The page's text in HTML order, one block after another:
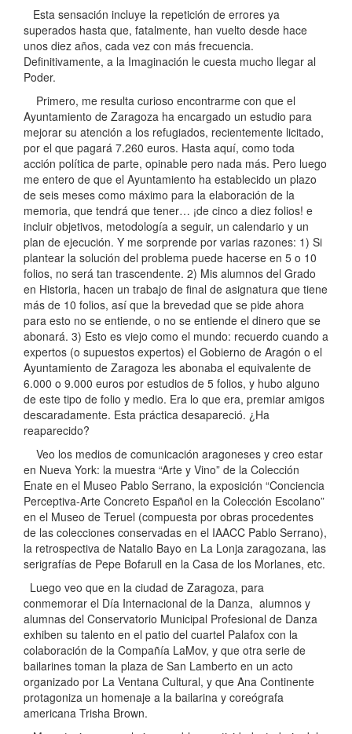
Esta sensación incluye la repetición de errores ya
superados hasta que, fatalmente, han vuelto desde hace
unos diez años, cada vez con más frecuencia.
Definitivamente, a la Imaginación le cuesta mucho llegar al
Poder.
Primero, me resulta curioso encontrarme con que el
Ayuntamiento de Zaragoza ha encargado un estudio para
mejorar su atención a los refugiados, recientemente licitado,
por el que pagará 7.260 euros. Hasta aquí, como toda
acción política de parte, opinable pero nada más. Pero luego
me entero de que el Ayuntamiento ha establecido un plazo
de seis meses como máximo para la elaboración de la
memoria, que tendrá que tener… ¡de cinco a diez folios! e
incluir objetivos, metodología a seguir, un calendario y un
plan de ejecución. Y me sorprende por varias razones: 1) Si
plantear la solución del problema puede hacerse en 5 o 10
folios, no será tan trascendente. 2) Mis alumnos del Grado
en Historia, hacen un trabajo de final de asignatura que tiene
más de 10 folios, así que la brevedad que se pide ahora
para esto no se entiende, o no se entiende el dinero que se
abonará. 3) Esto es viejo como el mundo: recuerdo cuando a
expertos (o supuestos expertos) el Gobierno de Aragón o el
Ayuntamiento de Zaragoza les abonaba el equivalente de
6.000 o 9.000 euros por estudios de 5 folios, y hubo alguno
de este tipo de folio y medio. Era lo que era, premiar amigos
descaradamente. Esta práctica desapareció. ¿Ha
reaparecido?
Veo los medios de comunicación aragoneses y creo estar
en Nueva York: la muestra “Arte y Vino” de la Colección
Enate en el Museo Pablo Serrano, la exposición “Conciencia
Perceptiva-Arte Concreto Español en la Colección Escolano”
en el Museo de Teruel (compuesta por obras procedentes
de las colecciones conservadas en el IAACC Pablo Serrano),
la retrospectiva de Natalio Bayo en La Lonja zaragozana, las
serigrafías de Pepe Bofarull en la Casa de los Morlanes, etc.
Luego veo que en la ciudad de Zaragoza, para
conmemorar el Día Internacional de la Danza, alumnos y
alumnas del Conservatorio Municipal Profesional de Danza
exhiben su talento en el patio del cuartel Palafox con la
colaboración de la Compañía LaMov, y que otra serie de
bailarines toman la plaza de San Lamberto en un acto
organizado por La Ventana Cultural, y que Ana Continente
protagoniza un homenaje a la bailarina y coreógrafa
americana Trisha Brown.